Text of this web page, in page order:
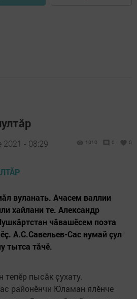
2021 - 08:29 1010 0 0
вуланать. Ачасем валлии
хайлани те. Александр
чӑвашӗсем поэта
А.С.Савельев-Сас нумай ҫул
тытса тӑчӗ.
пысӑк ҫухату.
районĕнчи Юламан ялĕнче